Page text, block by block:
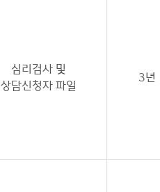
심리검사 및
상담신청자 파일
3년